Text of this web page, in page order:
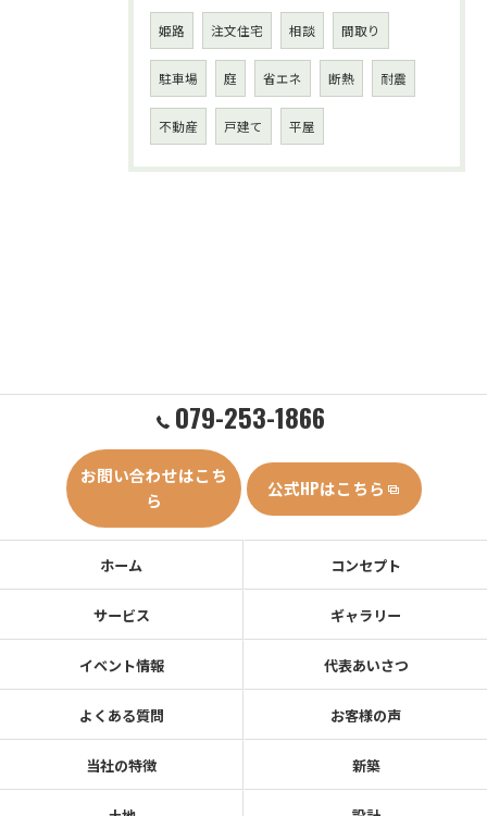
姫路 注文住宅 相談 間取り
駐車場 庭 省エネ 断熱 耐震
不動産 戸建て 平屋
079-253-1866
お問い合わせはこち
ら
公式HPはこちら
ホーム コンセプト
サービス ギャラリー
イベント情報 代表あいさつ
よくある質問 お客様の声
当社の特徴 新築